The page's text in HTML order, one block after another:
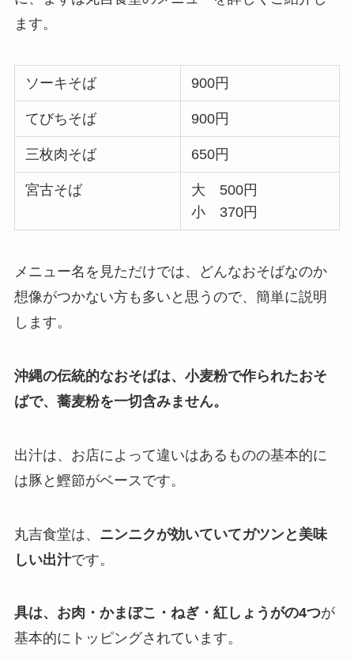
ます。
ソーキそば 900円
てびちそば 900円
三枚肉そば 650円
宮古そば
大 500円
小 370円
メニュー名を見ただけでは、どんなおそばなのか
想像がつかない方も多いと思うので、簡単に説明
します。
沖縄の伝統的なおそばは、小麦粉で作られたおそ
ばで、蕎麦粉を一切含みません。
出汁は、お店によって違いはあるものの基本的に
は豚と鰹節がベースです。
丸吉食堂は、 ニンニクが効いていてガツンと美味
しい出汁です。
具は、お肉・かまぼこ・ねぎ・紅しょうがの4つが
基本的にトッピングされています。